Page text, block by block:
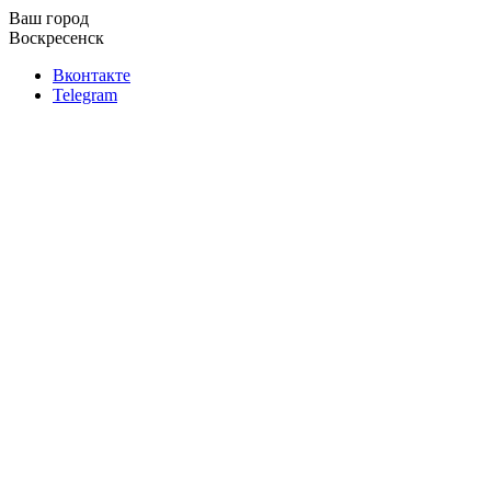
Ваш город
Воскресенск
Вконтакте
Telegram